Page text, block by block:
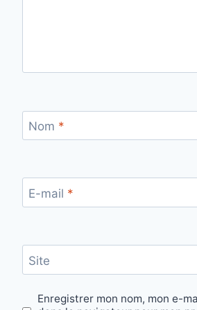
Nom *
E-mail *
Site
Enregistrer mon nom, mon e-